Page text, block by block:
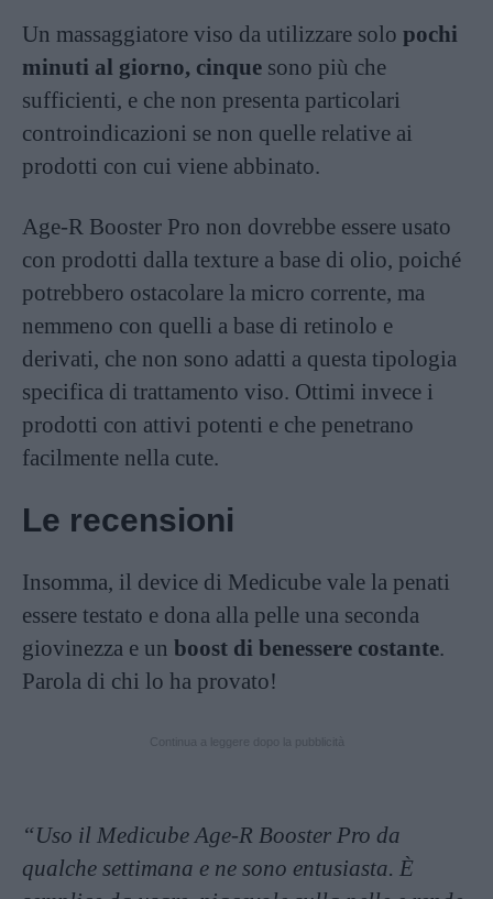
Un massaggiatore viso da utilizzare solo pochi
minuti al giorno, cinque sono più che
sufficienti, e che non presenta particolari
controindicazioni se non quelle relative ai
prodotti con cui viene abbinato.
Age-R Booster Pro non dovrebbe essere usato
con prodotti dalla texture a base di olio, poiché
potrebbero ostacolare la micro corrente, ma
nemmeno con quelli a base di retinolo e
derivati, che non sono adatti a questa tipologia
specifica di trattamento viso. Ottimi invece i
prodotti con attivi potenti e che penetrano
facilmente nella cute.
Le recensioni
Insomma, il device di Medicube vale la penati
essere testato e dona alla pelle una seconda
giovinezza e un boost di benessere costante.
Parola di chi lo ha provato!
“Uso il Medicube Age-R Booster Pro da
qualche settimana e ne sono entusiasta. È